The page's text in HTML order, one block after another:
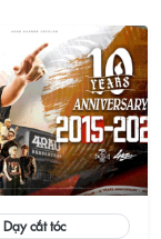
Dạy cắt tóc